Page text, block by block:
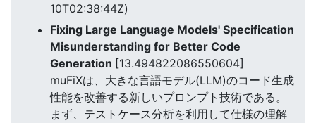
10T02:38:44Z)
Fixing Large Language Models' Specification
Misunderstanding for Better Code
Generation [13.494822086550604]
muFiXは、大きな言語モデル(LLM)のコード生成
性能を改善する新しいプロンプト技術である。
まず、テストケース分析を利用して仕様の理解